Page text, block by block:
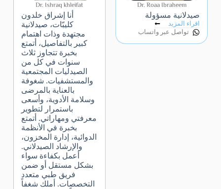
Dr. Roaa Ibraheem
صيدلانية مسؤولة
اقراء المزيد
تواصل عبر واتساب
Dr. Ishraq khleifat
أنا إشراق خلدون
كليبّات، صيدلانية
مجتهدة وذات اهتمام
كبير بالتفاصيل، أتمتع
بخبرة تتجاوز ثلاث
سنوات في كل من
الصيدليات المجتمعية
والمستشفيات. شغوفة
بالعناية بالمرضى
وسلامة الأدوية، وأسعى
باستمرار لتطوير
معرفتي ومهاراتي. أتمتع
بخبرة في الأنظمة
الدوائية، إدارة المخزون،
والإرشاد الصيدلاني.
أعمل بكفاءة سواء
بشكل مستقل أو ضمن
فريق طبي متعدد
التخصصات. أملك شغفاً